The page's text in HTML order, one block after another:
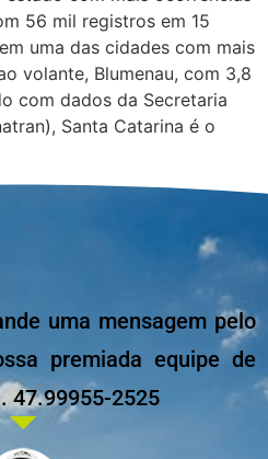
56 mil registros em 15
uma das cidades com mais
volante, Blumenau, com 3,8
com dados da Secretaria
Santa Catarina é o
uma mensagem pelo
premiada equipe de
47.99955-2525